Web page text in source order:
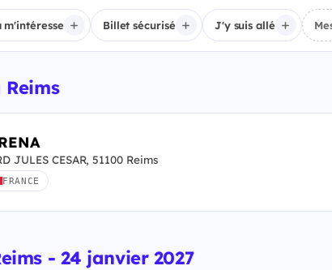
m'intéresse Billet sécurisé J'y suis allé
Reims
JULES CESAR, 51100 Reims
FRANCE
- 24 janvier 2027